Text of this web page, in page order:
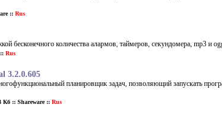
:: Rus
бесконечного количества алармов, таймеров, секундомера, mp3
Rus
3.2.0.605
планировщик задач, позволяющий запускать
Кб :: Shareware :: Rus